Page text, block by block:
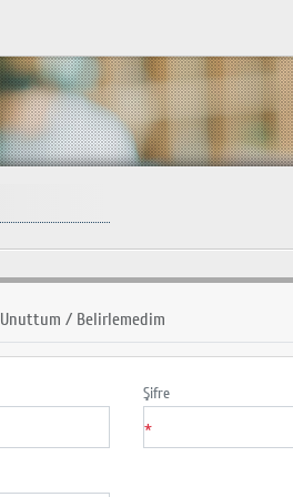
/ Belirlemedim
Şifre
*